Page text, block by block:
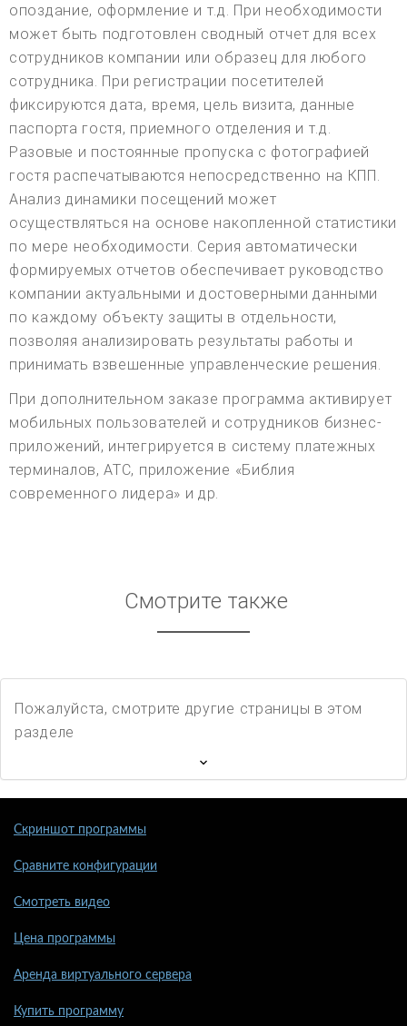
опоздание, оформление и т.д. При необходимости
может быть подготовлен сводный отчет для всех
сотрудников компании или образец для любого
сотрудника. При регистрации посетителей
фиксируются дата, время, цель визита, данные
паспорта гостя, приемного отделения и т.д.
Разовые и постоянные пропуска с фотографией
гостя распечатываются непосредственно на КПП.
Анализ динамики посещений может
осуществляться на основе накопленной статистики
по мере необходимости. Серия автоматически
формируемых отчетов обеспечивает руководство
компании актуальными и достоверными данными
по каждому объекту защиты в отдельности,
позволяя анализировать результаты работы и
принимать взвешенные управленческие решения.
При дополнительном заказе программа активирует
мобильных пользователей и сотрудников бизнес-
приложений, интегрируется в систему платежных
терминалов, АТС, приложение «Библия
современного лидера» и др.
Смотрите также
Пожалуйста, смотрите другие страницы в этом
разделе
Скриншот программы
Сравните конфигурации
Смотреть видео
Цена программы
Аренда виртуального сервера
Купить программу